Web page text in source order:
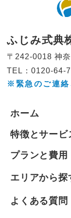
ふじみ式典
〒242-0018 神
TEL：0120-64-
※緊急のご連絡
ホーム
特徴とサービ
プランと費用
エリアから探
よくある質問